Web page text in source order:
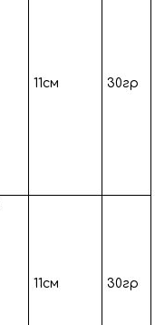
11см 30гр
11см 30гр